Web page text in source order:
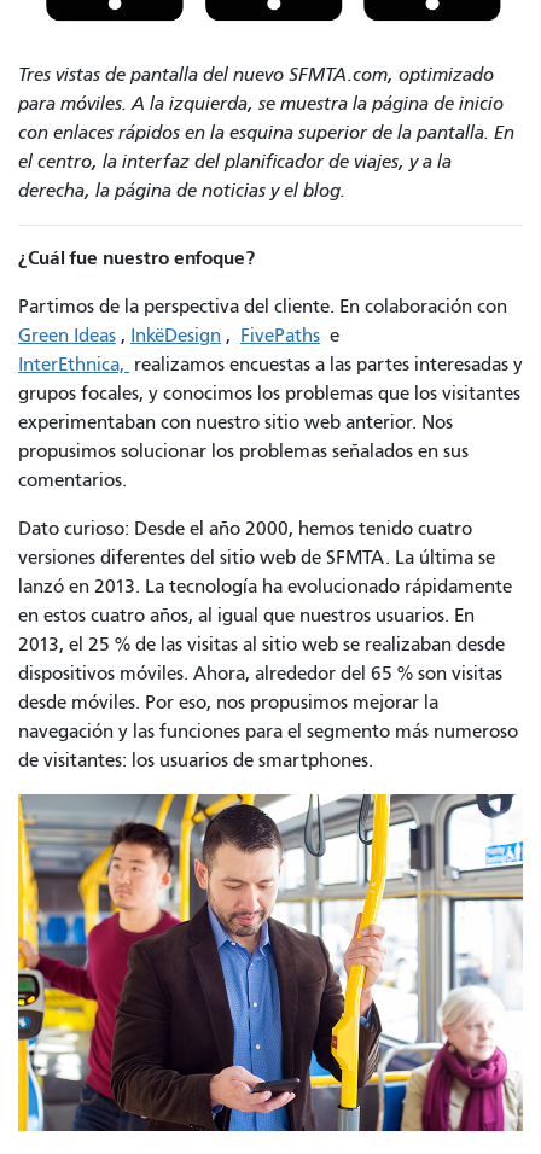
Tres vistas de pantalla del nuevo SFMTA.com, optimizado
para móviles. A la izquierda, se muestra la página de inicio
con enlaces rápidos en la esquina superior de la pantalla. En
el centro, la interfaz del planificador de viajes, y a la
derecha, la página de noticias y el blog.
¿Cuál fue nuestro enfoque?
Partimos de la perspectiva del cliente. En colaboración con
Green Ideas , InkëDesign , FivePaths e
InterEthnica, realizamos encuestas a las partes interesadas y
grupos focales, y conocimos los problemas que los visitantes
experimentaban con nuestro sitio web anterior. Nos
propusimos solucionar los problemas señalados en sus
comentarios.
Dato curioso: Desde el año 2000, hemos tenido cuatro
versiones diferentes del sitio web de SFMTA. La última se
lanzó en 2013. La tecnología ha evolucionado rápidamente
en estos cuatro años, al igual que nuestros usuarios. En
2013, el 25 % de las visitas al sitio web se realizaban desde
dispositivos móviles. Ahora, alrededor del 65 % son visitas
desde móviles. Por eso, nos propusimos mejorar la
navegación y las funciones para el segmento más numeroso
de visitantes: los usuarios de smartphones.